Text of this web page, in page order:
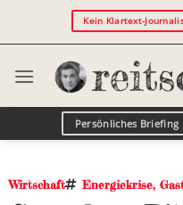
Kein Klartext-
Persönliches Briefing
Wirtschaft Energiekrise,